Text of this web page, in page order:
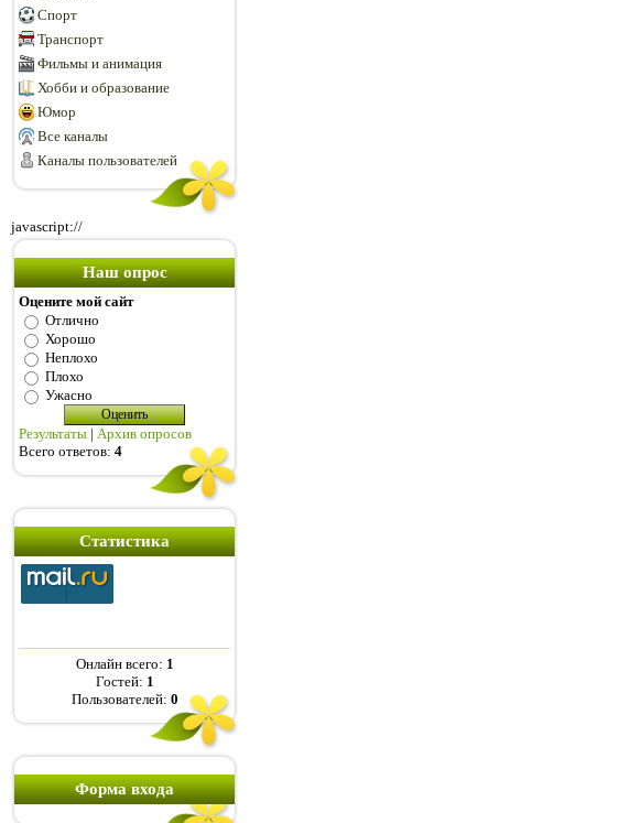
Спорт
Транспорт
Фильмы и анимация
Хобби и образование
Юмор
Все каналы
Каналы пользователей
javascript://
Наш опрос
Оцените мой сайт
Отлично
Хорошо
Неплохо
Плохо
Ужасно
Результаты | Архив опросов
Всего ответов: 4
Статистика
Онлайн всего: 1
Гостей: 1
Пользователей: 0
Форма входа